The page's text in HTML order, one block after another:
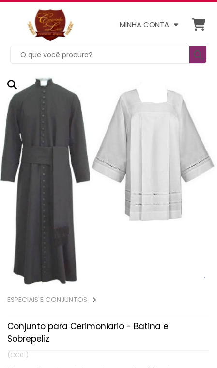
MINHA CONTA
ESPECIAIS E CONJUNTOS
Conjunto para Cerimoniario - Batina e
Sobrepeliz
(CC01)